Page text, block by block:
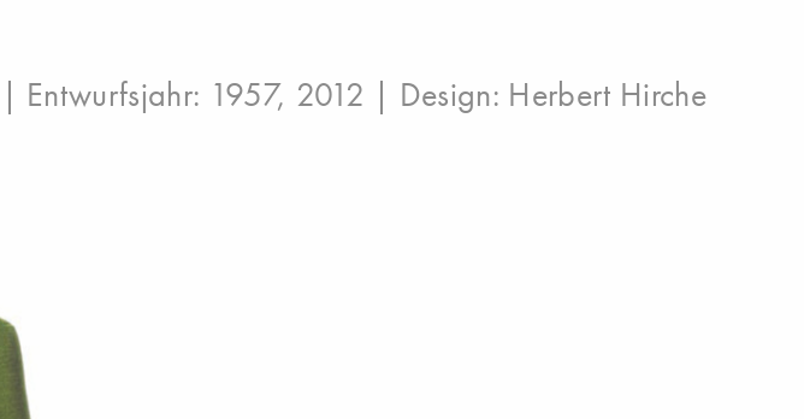
| Entwurfsjahr: 1957, 2012 | Design: Herbert Hirche